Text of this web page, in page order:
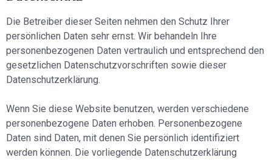
Die Betreiber dieser Seiten nehmen den Schutz Ihrer
persönlichen Daten sehr ernst. Wir behandeln Ihre
personenbezogenen Daten vertraulich und entsprechend den
gesetzlichen Datenschutzvorschriften sowie dieser
Datenschutzerklärung.
Wenn Sie diese Website benutzen, werden verschiedene
personenbezogene Daten erhoben. Personenbezogene
Daten sind Daten, mit denen Sie persönlich identifiziert
werden können. Die vorliegende Datenschutzerklärung